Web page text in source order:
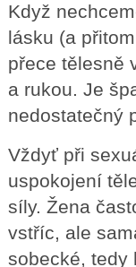
Když
lásku (a
přece tělesně
a rukou. Je
nedostatečný
Vždyť při
uspokojení
síly. Žena
vstříc, ale
sobecké, tedy